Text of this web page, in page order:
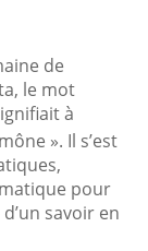
de
le mot
à
». Il s’est
pour
savoir en